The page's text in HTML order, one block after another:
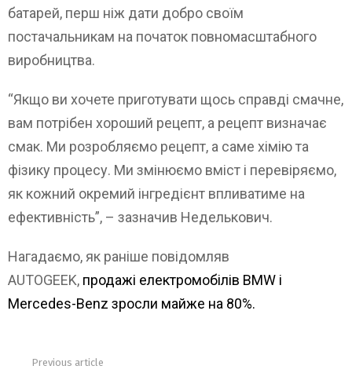
батарей, перш ніж дати добро своїм
постачальникам на початок повномасштабного
виробництва.
“Якщо ви хочете приготувати щось справді смачне,
вам потрібен хороший рецепт, а рецепт визначає
смак. Ми розробляємо рецепт, а саме хімію та
фізику процесу. Ми змінюємо вміст і перевіряємо,
як кожний окремий інгредієнт впливатиме на
ефективність”, – зазначив Неделькович.
Нагадаємо, як раніше повідомляв
AUTOGEEK, продажі електромобілів BMW і
Mercedes-Benz зросли майже на 80%.
Previous article